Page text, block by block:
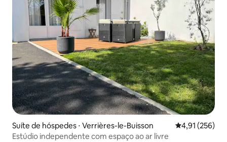
Suíte de hóspedes ⋅ Verrières-le-Buisson 4,91 de uma
4,91 (256)
Estúdio independente com espaço ao ar livre